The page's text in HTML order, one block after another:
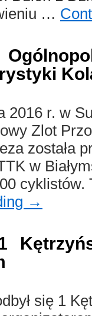
…
2016 r. w
Zlot
została
w
→
się 1